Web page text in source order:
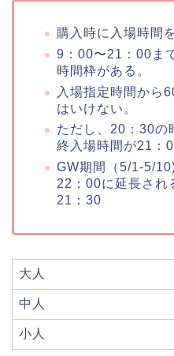
購入時に入場時間
9：00〜21：00ま
時間枠がある。
入場指定時間から
はいけない。
ただし、20：30の
終入場時間が21：
GW期間（5/1-5/
22：00に延長され
21：30
大人
中人
小人